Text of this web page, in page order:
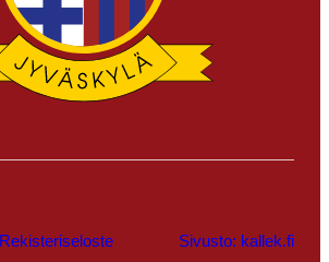
Rekisteriseloste Sivusto: kallek.fi